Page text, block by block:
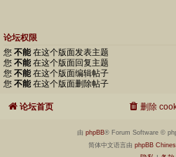
论坛权限
您 不能在这个版面发表主题
您 不能在这个版面回复主题
您 不能在这个版面编辑帖子
您 不能在这个版面删除帖子
论坛首页 删除
由 phpBB® Forum Software ©
简体中文语言由 phpBB